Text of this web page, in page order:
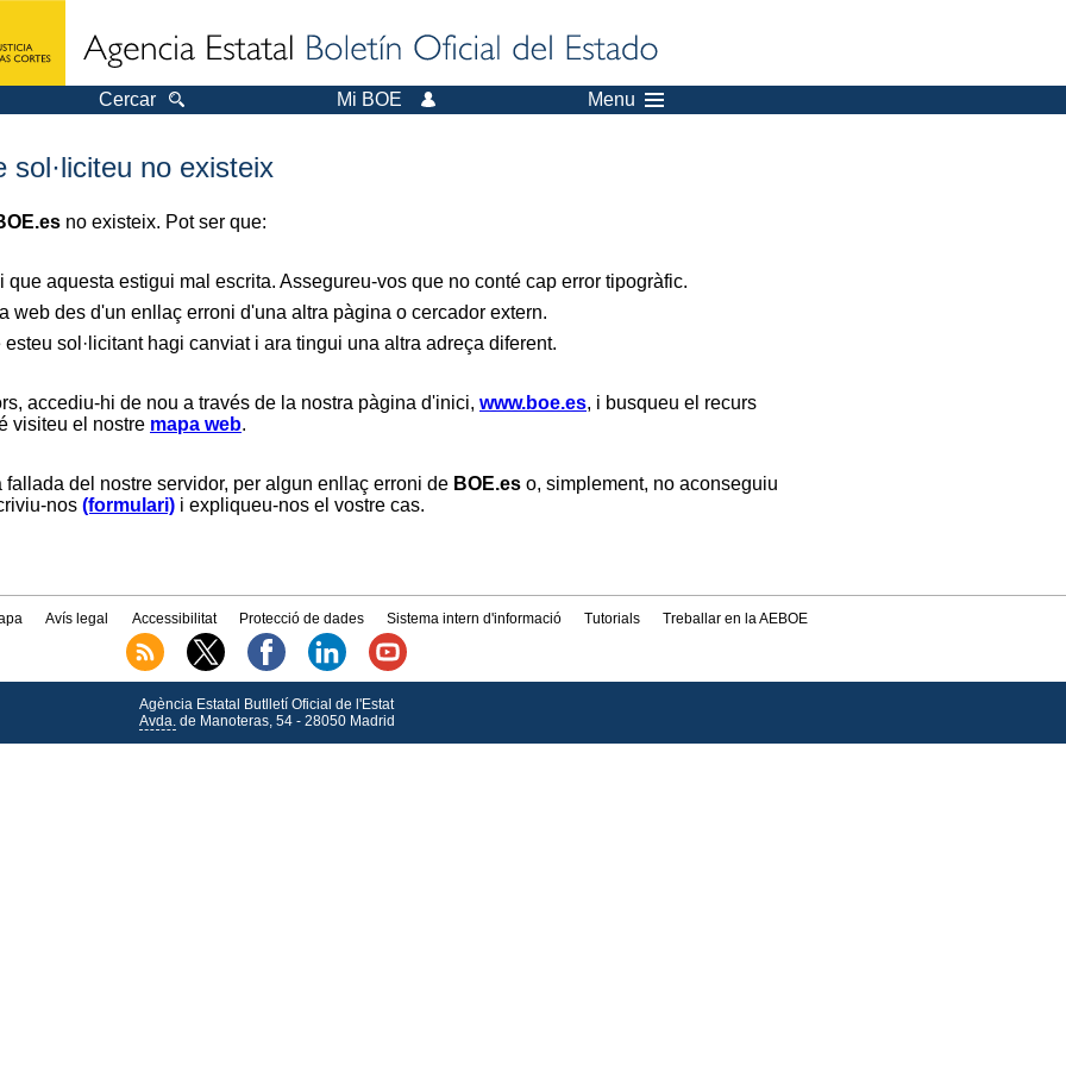
Cercar Mi BOE Menu
no existeix
no existeix. Pot ser que:
aquesta estigui mal escrita. Assegureu-vos que no conté cap error tipogràfic.
web des d'un enllaç erroni d'una altra pàgina o cercador extern.
sol·licitant hagi canviat i ara tingui una altra adreça diferent.
accediu-hi de nou a través de la nostra pàgina d'inici, www.boe.es, i busqueu el recurs
visiteu el nostre mapa web.
del nostre servidor, per algun enllaç erroni de BOE.es o, simplement, no aconseguiu
nos (formulari) i expliqueu-nos el vostre cas.
Avís legal Accessibilitat Protecció de dades Sistema intern d'informació Tutorials Treballar en la AEBOE
Agència Estatal Butlletí Oficial de l'Estat
Avda.de Manoteras, 54 - 28050 Madrid